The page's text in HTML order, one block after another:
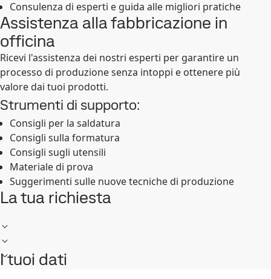
Consulenza di esperti e guida alle migliori pratiche
Assistenza alla fabbricazione in
officina
Ricevi l'assistenza dei nostri esperti per garantire un
processo di produzione senza intoppi e ottenere più
valore dai tuoi prodotti.
Strumenti di supporto:
Consigli per la saldatura
Consigli sulla formatura
Consigli sugli utensili
Materiale di prova
Suggerimenti sulle nuove tecniche di produzione
La tua richiesta
I tuoi dati